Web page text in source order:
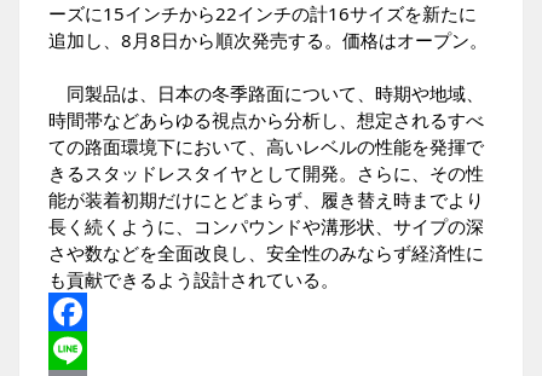
ーズに15インチから22インチの計16サイズを新たに
追加し、8月8日から順次発売する。価格はオープン。
同製品は、日本の冬季路面について、時期や地域、
時間帯などあらゆる視点から分析し、想定されるすべ
ての路面環境下において、高いレベルの性能を発揮で
きるスタッドレスタイヤとして開発。さらに、その性
能が装着初期だけにとどまらず、履き替え時までより
長く続くように、コンパウンドや溝形状、サイプの深
さや数などを全面改良し、安全性のみならず経済性に
も貢献できるよう設計されている。
Facebook